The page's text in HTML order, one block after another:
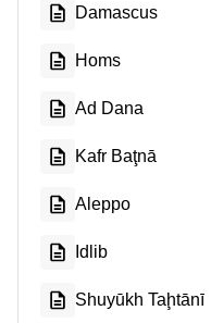
Damascus
Homs
Ad Dana
Kafr Baţnā
Aleppo
Idlib
Shuyūkh Taḩtānī